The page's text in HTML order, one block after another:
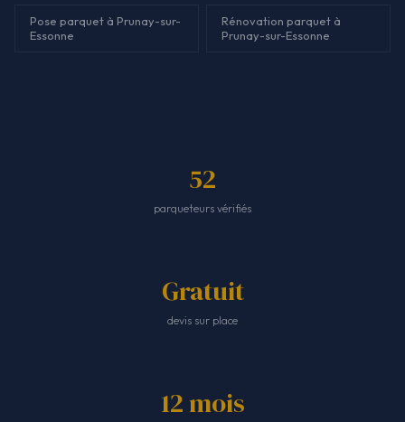
Pose parquet à Prunay-sur-
Essonne
Rénovation parquet à
Prunay-sur-Essonne
52
parqueteurs vérifiés
Gratuit
devis sur place
12 mois